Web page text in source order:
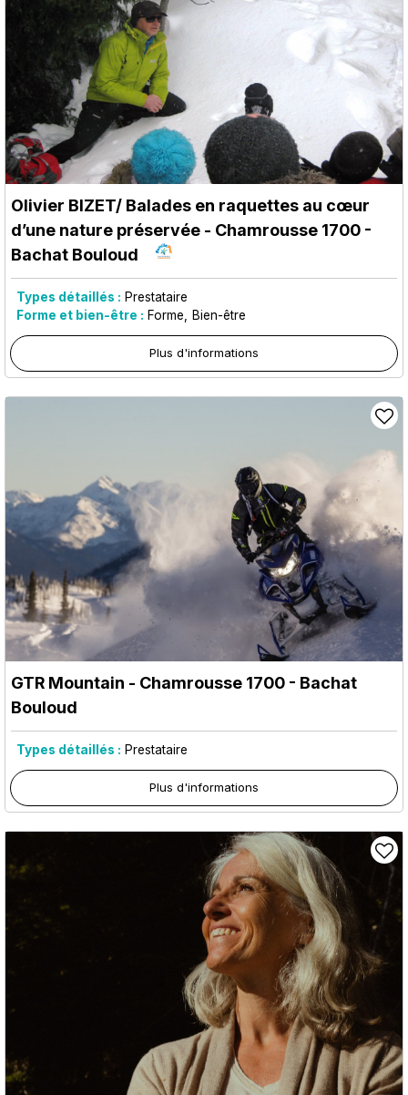
Olivier BIZET/ Balades en raquettes au cœur
d’une nature préservée - Chamrousse 1700 -
Bachat Bouloud
Types détaillés : Prestataire
Forme et bien-être : Forme Bien-être
Plus d'informations
GTR Mountain - Chamrousse 1700 - Bachat
Bouloud
Types détaillés : Prestataire
Plus d'informations